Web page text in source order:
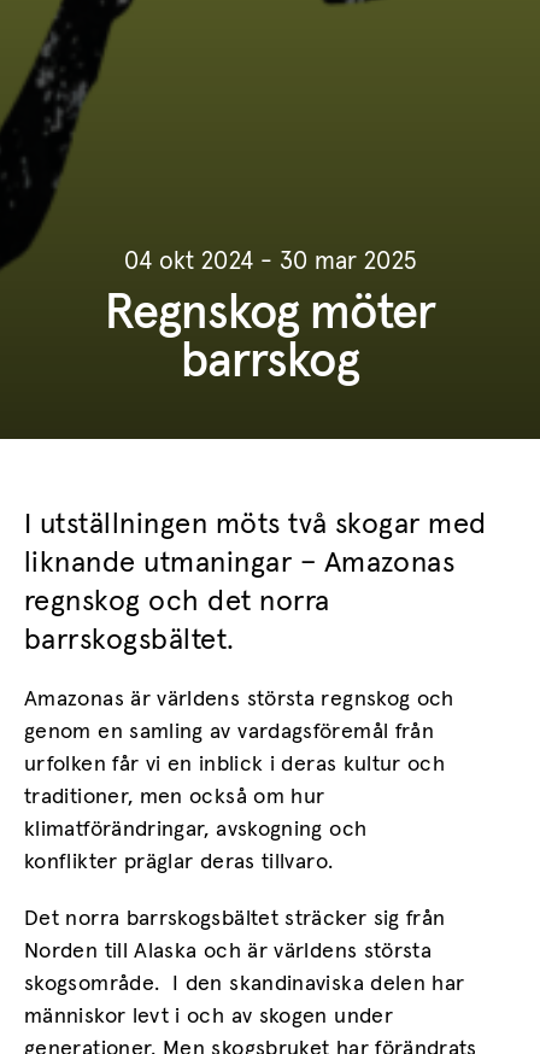
04 okt 2024 - 30 mar 2025
Regnskog möter
barrskog
I utställningen möts två skogar med
liknande utmaningar – Amazonas
regnskog och det norra
barrskogsbältet.
Amazonas är världens största regnskog och
genom en samling av vardagsföremål från
urfolken får vi en inblick i deras kultur och
traditioner, men också om hur
klimatförändringar, avskogning och
konflikter präglar deras tillvaro.
Det norra barrskogsbältet sträcker sig från
Norden till Alaska och är världens största
skogsområde. I den skandinaviska delen har
människor levt i och av skogen under
generationer. Men skogsbruket har förändrats